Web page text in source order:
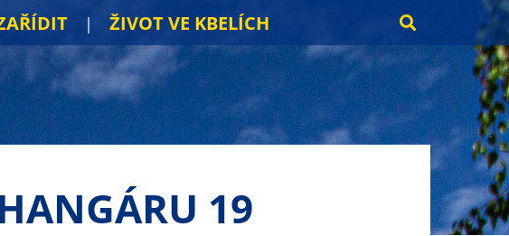
ŽIVOT VE KBELÍCH
19